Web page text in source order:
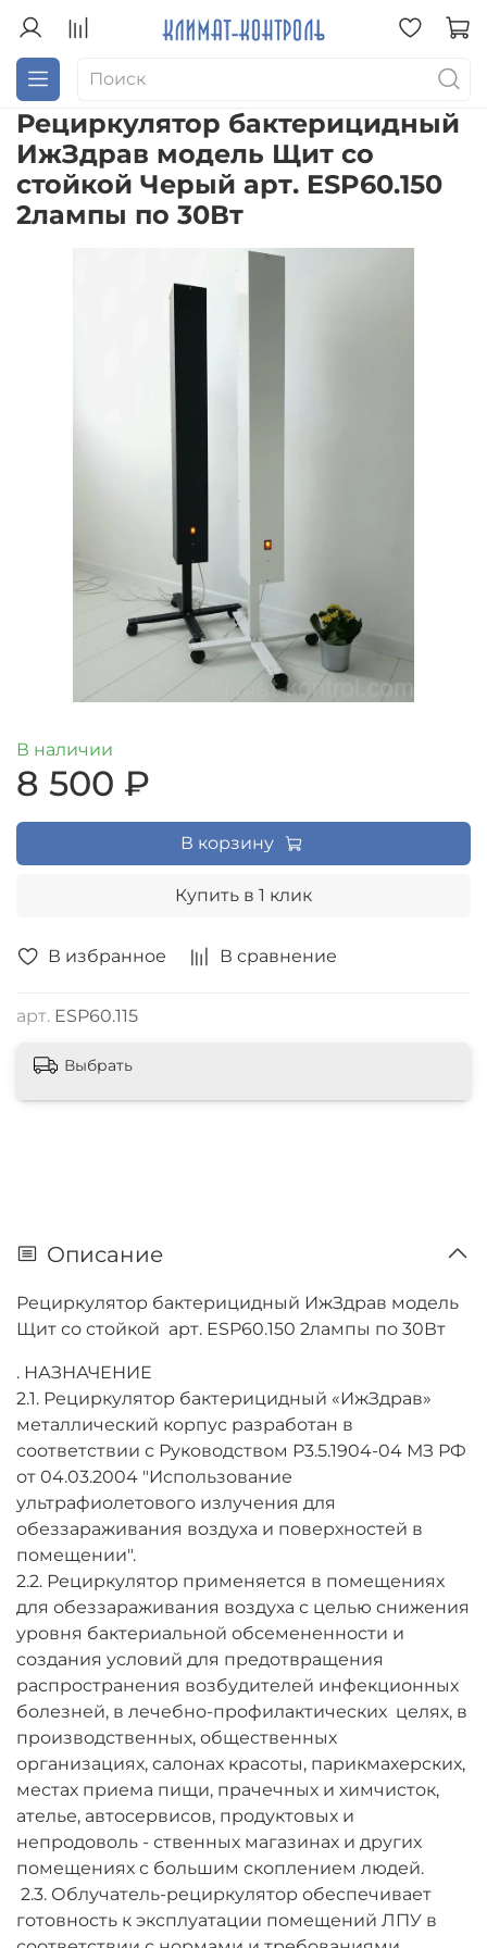
Рециркулятор бактерицидный
ИжЗдрав модель Щит со
стойкой Черый арт. ESP60.150
2лампы по 30Вт
В избранное В сравнение
арт. ESP60.115
В наличии
8 500 ₽
В корзину
Купить в 1 клик
Выбрать
Описание
Рециркулятор бактерицидный ИжЗдрав модель
Щит со стойкой арт. ESP60.150 2лампы по 30Вт
. НАЗНАЧЕНИЕ
2.1. Рециркулятор бактерицидный «ИжЗдрав»
металлический корпус разработан в
соответствии с Руководством Р3.5.1904-04 МЗ РФ
от 04.03.2004 "Использование
ультрафиолетового излучения для
обеззараживания воздуха и поверхностей в
помещении".
2.2. Рециркулятор применяется в помещениях
для обеззараживания воздуха с целью снижения
уровня бактериальной обсемененности и
создания условий для предотвращения
распространения возбудителей инфекционных
болезней, в лечебно-профилактических целях, в
производственных, общественных
организациях, салонах красоты, парикмахерских,
местах приема пищи, прачечных и химчисток,
ателье, автосервисов, продуктовых и
непродоволь - ственных магазинах и других
помещениях с большим скоплением людей.
2.3. Облучатель-рециркулятор обеспечивает
готовность к эксплуатации помещений ЛПУ в